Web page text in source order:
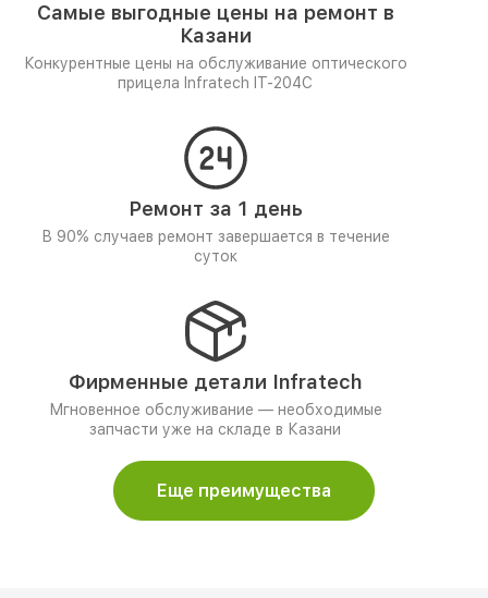
Самые выгодные цены на ремонт в
Казани
Конкурентные цены на обслуживание оптического
прицела Infratech IT-204C
Ремонт за 1 день
В 90% случаев ремонт завершается в течение
суток
Фирменные детали Infratech
Мгновенное обслуживание — необходимые
запчасти уже на складе в Казани
Еще преимущества